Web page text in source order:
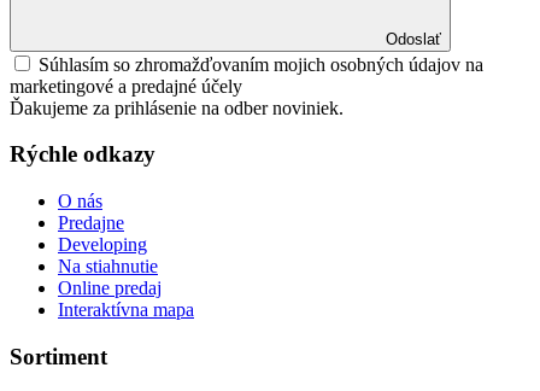
Odoslať
Súhlasím so zhromažďovaním mojich osobných údajov na
marketingové a predajné účely
Ďakujeme za prihlásenie na odber noviniek.
Rýchle odkazy
O nás
Predajne
Developing
Na stiahnutie
Online predaj
Interaktívna mapa
Sortiment